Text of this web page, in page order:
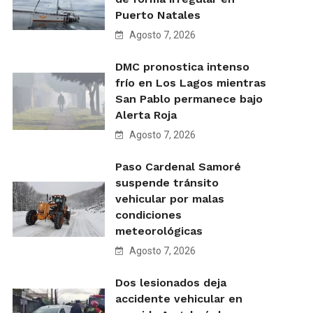
Puerto Natales
Agosto 7, 2026
DMC pronostica intenso
frío en Los Lagos mientras
San Pablo permanece bajo
Alerta Roja
Agosto 7, 2026
Paso Cardenal Samoré
suspende tránsito
vehicular por malas
condiciones
meteorológicas
Agosto 7, 2026
Dos lesionados deja
accidente vehicular en